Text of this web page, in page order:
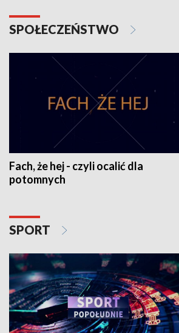
SPOŁECZEŃSTWO
Fach, że hej - czyli ocalić dla
potomnych
SPORT